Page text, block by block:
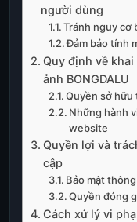
người dùng
Tránh nguy cơ
Đảm bảo tính
Quy định về
ảnh BONGDALU
Quyền sở hữu
Những hành
website
Quyền lợi và
cập
Bảo mật
Quyền đóng
Cách xử lý vi